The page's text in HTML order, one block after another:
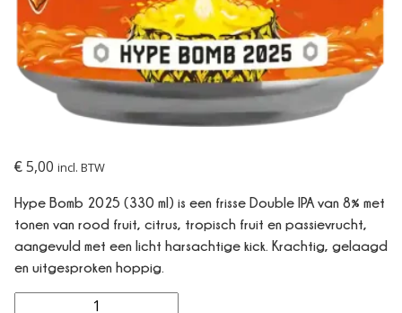
€ 5,00 incl. BTW
Hype Bomb 2025 (330 ml) is een frisse Double IPA van 8% met
tonen van rood fruit, citrus, tropisch fruit en passievrucht,
aangevuld met een licht harsachtige kick. Krachtig, gelaagd
en uitgesproken hoppig.